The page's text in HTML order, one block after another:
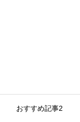
おすすめ記事2